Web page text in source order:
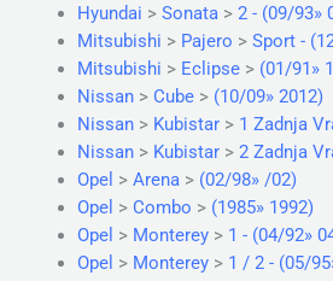
Hyundai > Sonata> 2 - (09/93»
Mitsubishi > Pajero > Sport -
Mitsubishi > Eclipse> (01/91»
Nissan> Cube> (10/09» 2012)
Nissan> Kubistar> 1 Zadnja
Nissan> Kubistar> 2 Zadnja
Opel > Arena> (02/98» /02)
Opel > Combo > (1985» 1992)
Opel > Monterey> 1 - (04/92»
Opel > Monterey> 1 / 2 - (05/